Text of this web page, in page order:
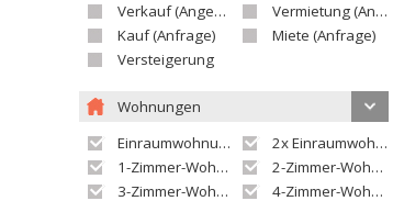
Verkauf (Angebot)
Vermietung (Angebot)
Kauf (Anfrage)
Miete (Anfrage)
Versteigerung
Wohnungen
Einraumwohnung
2x Einraumwohnung
1-Zimmer-Wohnung
2-Zimmer-Wohnung
3-Zimmer-Wohnung
4-Zimmer-Wohnung